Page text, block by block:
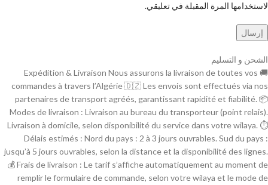
لاستخدامها المرة المقبلة في تعليقي.
الشحن و التسليم
🚚 Expédition & Livraison Nous assurons la livraison de toutes vos
commandes à travers l’Algérie 🇩🇿 Les envois sont effectués via nos
partenaires de transport agréés, garantissant rapidité et fiabilité. 📦
Modes de livraison : Livraison au bureau du transporteur (point relais).
Livraison à domicile, selon disponibilité du service dans votre wilaya. ⏱
Délais estimés : Nord du pays : 2 à 3 jours ouvrables. Sud du pays :
jusqu’à 5 jours ouvrables, selon la distance et la disponibilité des lignes.
💰 Frais de livraison : Le tarif s’affiche automatiquement au moment de
remplir le formulaire de commande, selon votre wilaya et le mode de